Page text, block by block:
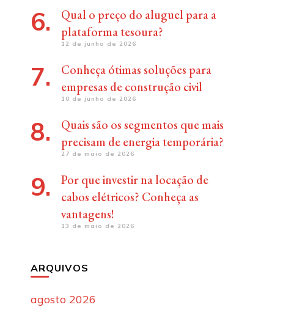
Qual o preço do aluguel para a
plataforma tesoura?
12 de junho de 2026
Conheça ótimas soluções para
empresas de construção civil
10 de junho de 2026
Quais são os segmentos que mais
precisam de energia temporária?
27 de maio de 2026
Por que investir na locação de
cabos elétricos? Conheça as
vantagens!
13 de maio de 2026
ARQUIVOS
agosto 2026